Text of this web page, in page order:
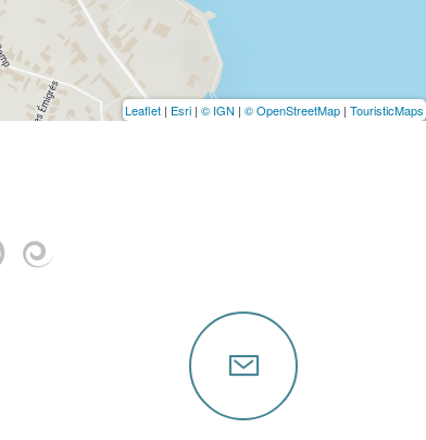
Leaflet | Esri | © IGN | © OpenStreetMap | TouristicMaps